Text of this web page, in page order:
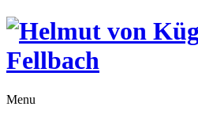
Menu